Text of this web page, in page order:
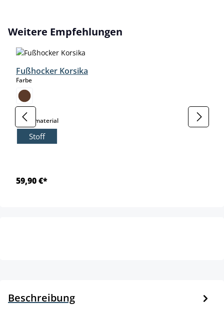
Produktgalerie überspringen
Weitere Empfehlungen
Fußhocker Korsika
Farbeauswählen
Grundmaterialauswählen
Stoff
59,90 €*
Beschreibung